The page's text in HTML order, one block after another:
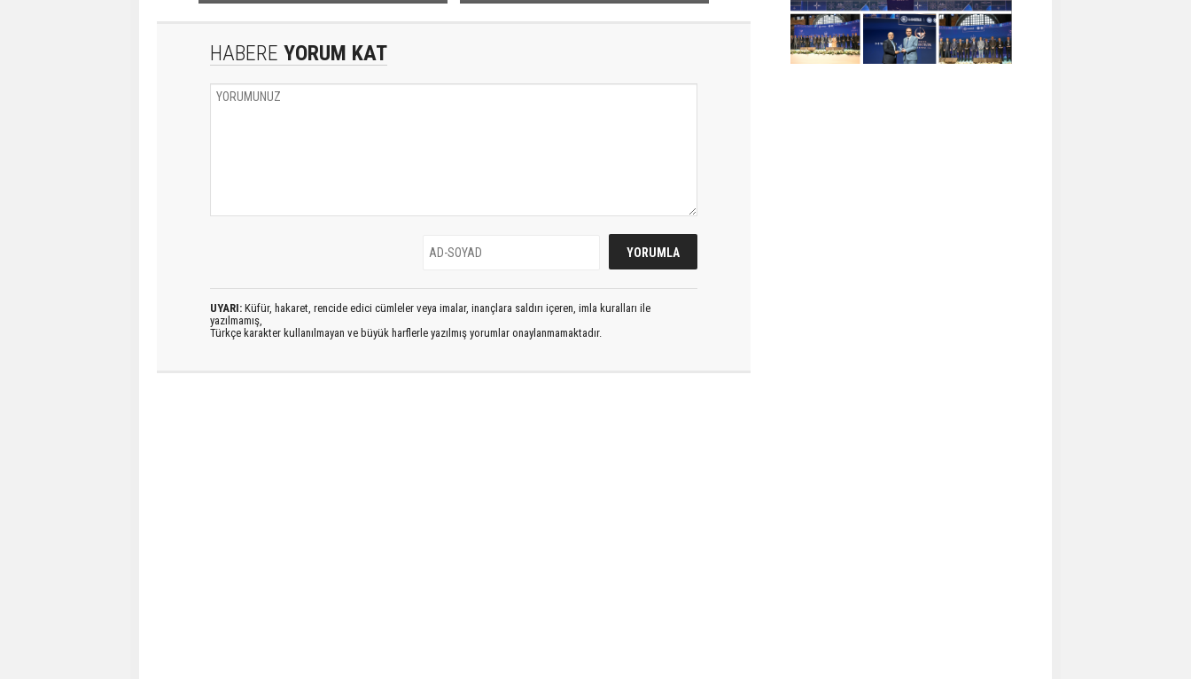
HABERE YORUM KAT
UYARI: Küfür, hakaret, rencide edici cümleler veya imalar, inançlara saldırı içeren, imla kuralları ile
yazılmamış,
Türkçe karakter kullanılmayan ve büyük harflerle yazılmış yorumlar onaylanmamaktadır.